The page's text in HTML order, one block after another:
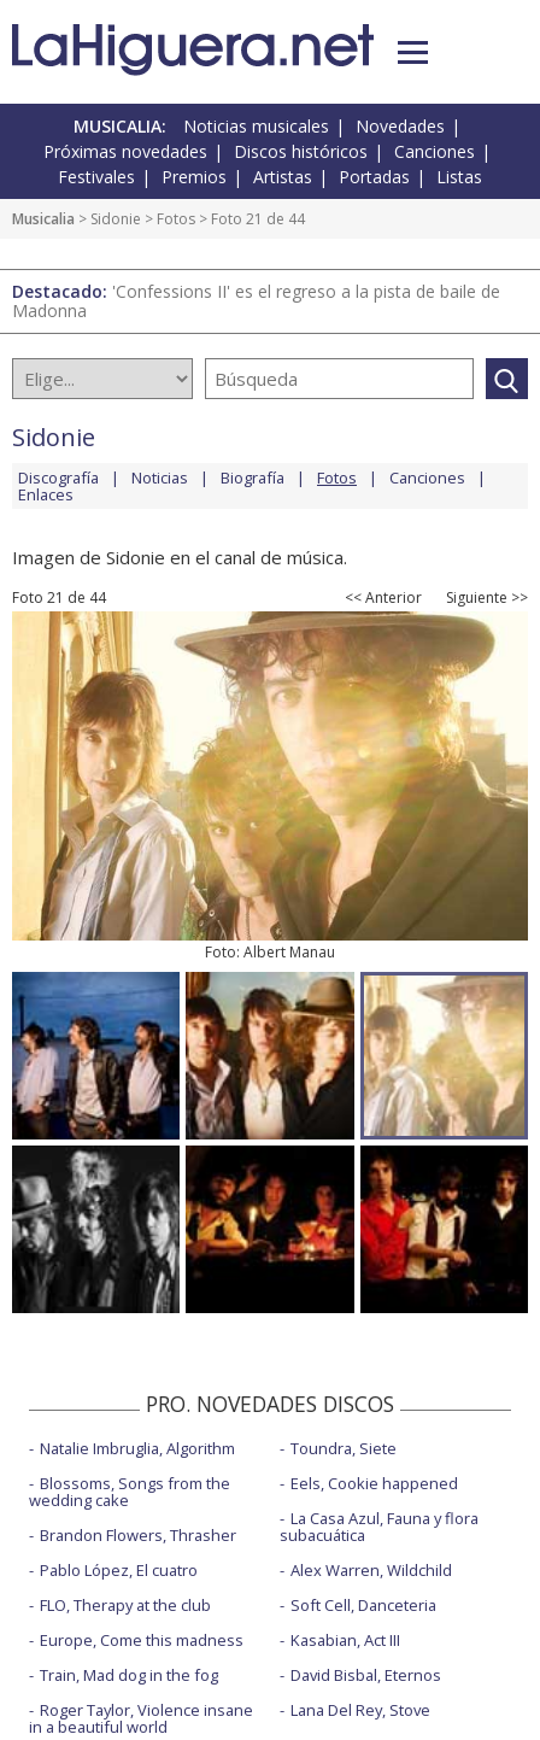
MUSICALIA: Noticias musicales
Novedades
Próximas novedades
Discos históricos
Canciones
Festivales
Premios Artistas Portadas Listas
Musicalia > Sidonie > Fotos > Foto 21 de 44
Destacado: 'Confessions II' es el regreso a la pista de baile de
Madonna
Sidonie
Discografía Noticias Biografía Fotos Canciones
Enlaces
Imagen de Sidonie en el canal de música.
Foto 21 de 44 << Anterior Siguiente >>
Foto: Albert Manau
PRO. NOVEDADES DISCOS
Natalie Imbruglia, Algorithm
Blossoms, Songs from the
wedding cake
Brandon Flowers, Thrasher
Pablo López, El cuatro
FLO, Therapy at the club
Europe, Come this madness
Train, Mad dog in the fog
Roger Taylor, Violence insane
in a beautiful world
Toundra, Siete
Eels, Cookie happened
La Casa Azul, Fauna y flora
subacuática
Alex Warren, Wildchild
Soft Cell, Danceteria
Kasabian, Act III
David Bisbal, Eternos
Lana Del Rey, Stove